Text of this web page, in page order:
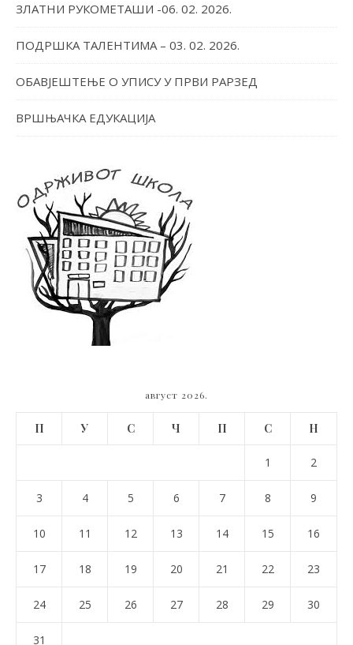
ЗЛАТНИ РУКОМЕТАШИ -06. 02. 2026.
ПОДРШКА ТАЛЕНТИМА – 03. 02. 2026.
ОБАВЈЕШТЕЊЕ О УПИСУ У ПРВИ РАРЗЕД
ВРШЊАЧКА ЕДУКАЦИЈА
август 2026.
П У С Ч П С Н
1 2
3 4 5 6 7 8 9
10 11 12 13 14 15 16
17 18 19 20 21 22 23
24 25 26 27 28 29 30
31